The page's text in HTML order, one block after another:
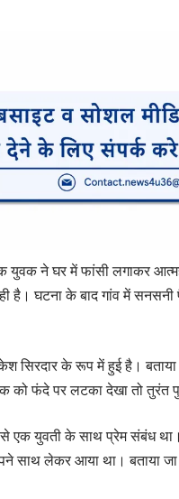
ने घर में फांसी लगाकर
है। घटना के बाद गांव में सनसनी
सिरदार के रूप में हुई है।
को फंदे पर लटका देखा तो तुरंत
एक युवती के साथ प्रेम संबंध
साथ लेकर आया था। बताया